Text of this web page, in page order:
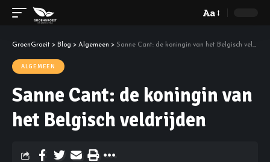
Aa
GroenGroeit > Blog > Algemeen > Sanne Cant: de koningin van het Belgisch veldrijden
ALGEMEEN
Sanne Cant: de koningin van
het Belgisch veldrijden